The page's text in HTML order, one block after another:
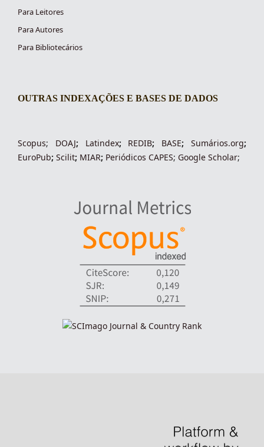
Para Leitores
Para Autores
Para Bibliotecários
indexacoes-fronteiras
OUTRAS INDEXAÇÕES E BASES DE DADOS
Scopus; DOAJ; Latindex; REDIB; BASE;Sumários.org;
EuroPub; Scilit; MIAR; Periódicos CAPES; Google Scholar;
indexadores-fronteiras